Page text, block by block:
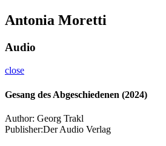
Antonia Moretti
Audio
close
Gesang des Abgeschiedenen (2024)
Author: Georg Trakl
Publisher:Der Audio Verlag